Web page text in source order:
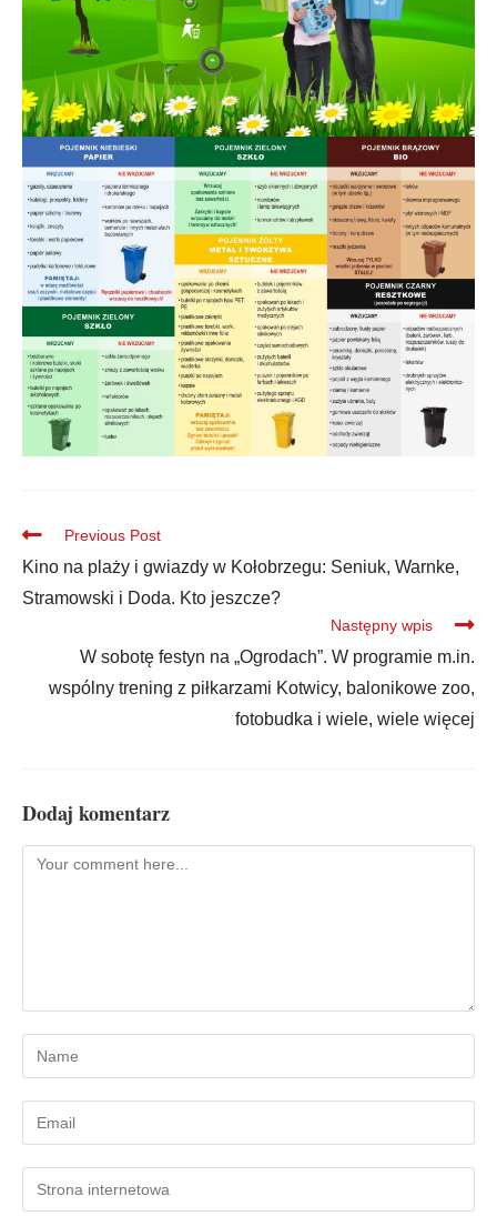
Previous Post
Kino na plaży i gwiazdy w Kołobrzegu: Seniuk, Warnke,
Stramowski i Doda. Kto jeszcze?
Następny wpis
W sobotę festyn na „Ogrodach”. W programie m.in.
wspólny trening z piłkarzami Kotwicy, balonikowe zoo,
fotobudka i wiele, wiele więcej
Dodaj komentarz